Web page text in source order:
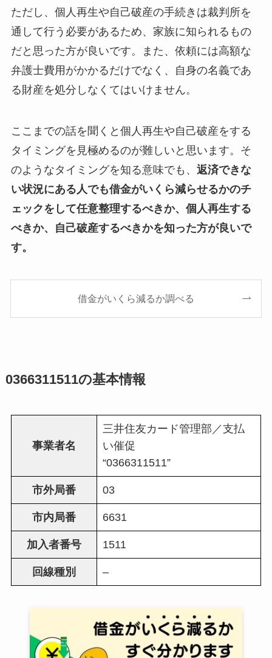
ただし、個人再生や自己破産の手続きは裁判所を
通して行う必要があるため、家族に知られるもの
だと思った方が良いです。また、依頼には高額な
弁護士費用がかかるだけでなく、自身の名義であ
る財産を処分しなくてはいけません。
ここまでの話を聞くと個人再生や自己破産をする
タイミングを見極めるのが難しいと思います。そ
のようなタイミングを知る意味でも、 返済できな
い状況にある人でも借金がいくら減らせるかのチ
ェックをして任意整理するべきか、個人再生する
べきか、自己破産するべきかを知った方が良いで
す。
借金がいくら減るか調べる
0366311511の基本情報
事業者名
三井住友カード管理部／支払
い催促
“0366311511”
市外局番 03
市内局番 6631
加入者番号 1511
回線種別 –